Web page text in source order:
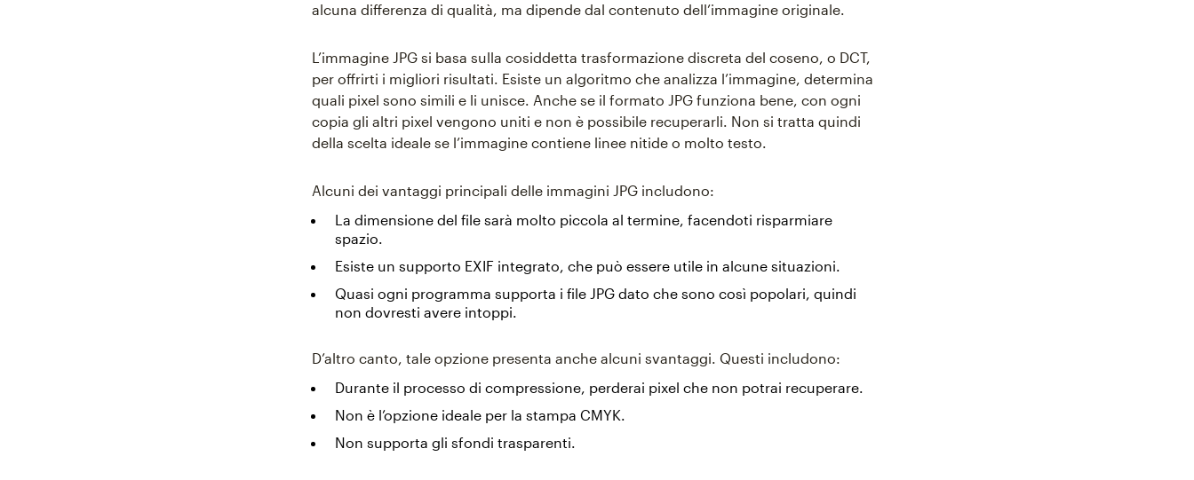
alcuna differenza di qualità, ma dipende dal contenuto dell’immagine originale.
L’immagine JPG si basa sulla cosiddetta trasformazione discreta del coseno, o DCT,
per offrirti i migliori risultati. Esiste un algoritmo che analizza l’immagine, determina
quali pixel sono simili e li unisce. Anche se il formato JPG funziona bene, con ogni
copia gli altri pixel vengono uniti e non è possibile recuperarli. Non si tratta quindi
della scelta ideale se l’immagine contiene linee nitide o molto testo.
Alcuni dei vantaggi principali delle immagini JPG includono:
La dimensione del file sarà molto piccola al termine, facendoti risparmiare
spazio.
Esiste un supporto EXIF integrato, che può essere utile in alcune situazioni.
Quasi ogni programma supporta i file JPG dato che sono così popolari, quindi
non dovresti avere intoppi.
D’altro canto, tale opzione presenta anche alcuni svantaggi. Questi includono:
Durante il processo di compressione, perderai pixel che non potrai recuperare.
Non è l’opzione ideale per la stampa CMYK.
Non supporta gli sfondi trasparenti.